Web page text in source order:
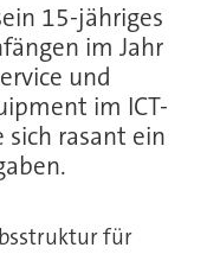
15-jähriges
im Jahr
und
im ICT-
sich rasant ein
für